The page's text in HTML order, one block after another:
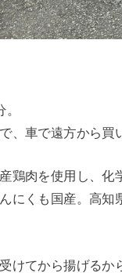
、車で遠方から買
鶏肉を使用し、化
にくも国産。高
けてから揚げる